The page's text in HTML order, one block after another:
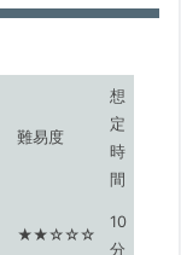
難易度
想
定
時
間
★★☆☆☆
10
分